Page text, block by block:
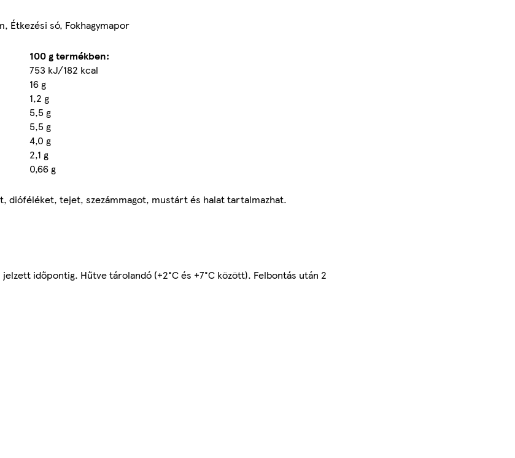
Étkezési só, Fokhagymapor
100 g termékben:
753 kJ/182 kcal
16 g
1,2 g
5,5 g
5,5 g
4,0 g
2,1 g
0,66 g
tejet, szezámmagot, mustárt és halat tartalmazhat.
időpontig. Hűtve tárolandó (+2°C és +7°C között). Felbontás után 2